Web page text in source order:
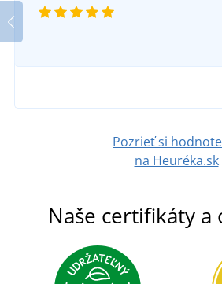
Malý uterák Economy
1,36 €
DETAIL
Pozrieť si
na Heuréka.sk
Naše certifikáty a